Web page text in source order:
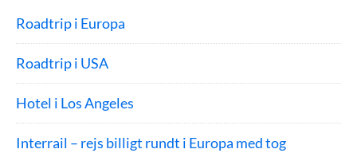
Roadtrip i Europa
Roadtrip i USA
Hotel i Los Angeles
Interrail – rejs billigt rundt i Europa med tog